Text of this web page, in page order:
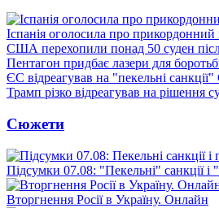
Іспанія оголосила про прикордонний
США перехопили понад 50 суден
Пентагон придбає лазери для
ЄС відреагував на "пекельні
Трамп різко відреагував на рішення
Сюжети
Підсумки 07.08: "Пекельні" санкції і
Вторгнення Росії в Україну. Онлайн